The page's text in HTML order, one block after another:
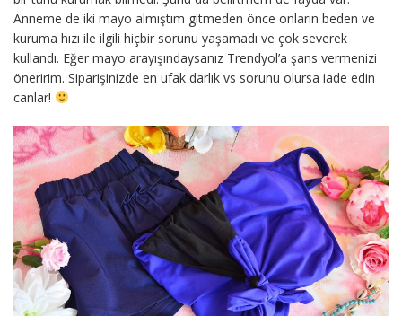
Anneme de iki mayo almıştım gitmeden önce onların beden ve
kuruma hızı ile ilgili hiçbir sorunu yaşamadı ve çok severek
kullandı. Eğer mayo arayışındaysanız Trendyol’a şans vermenizi
öneririm. Siparişinizde en ufak darlık vs sorunu olursa iade edin
canlar!